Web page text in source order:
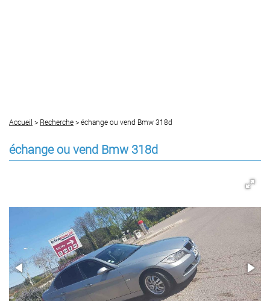
Accueil > Recherche> échange ou vend Bmw 318d
échange ou vend Bmw 318d